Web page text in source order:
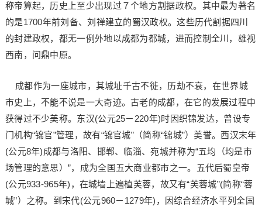
称帝算起，历史上至少出现过７个地方割据政权。其中最为著名
的是1700年前刘备、刘禅建立的蜀汉政权。这些历代割据四川
的封建政权，都无一例外地以成都为都城，进而控制全川，雄视
西南，问鼎中原。
成都作为一座城市，其城址千古不徙，历劫不衰，在世界城
市史上，不能不说是一大奇迹。古老的成都，在它的发展过程中
获得过不少美称。东汉(公元25－220年)时因织锦发达，曾设专
门机构“锦官”管理，故有“锦官城”（简称“锦城”）美誉。西汉末年
(公元8年)成都与洛阳、邯郸、临淄、宛城并称为“五均（均是市
场管理的意思）”，成为全国五大商业都市之一。五代后蜀皇帝
(公元933-965年)，在城墙上遍植芙蓉，故又有“芙蓉城”(简称“蓉
城”）之称。到宋代(公元960－1279年)，因综合经济水平列全国